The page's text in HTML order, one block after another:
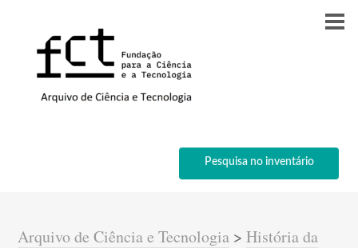
Pesquisa no inventário
Arquivo de Ciência e Tecnologia >História da